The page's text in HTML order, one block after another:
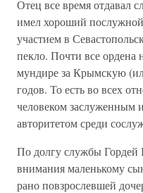
Отец все время отдавал
имел хороший
участием в
пекло. Почти все ордена
мундире за Крымскую
годов. То есть во всех
человеком заслуженным
авторитетом среди
По долгу службы Гордей
внимания маленькому
рано повзрослевшей